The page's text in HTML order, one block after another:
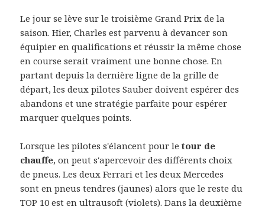
Le jour se lève sur le troisième Grand Prix de la
saison. Hier, Charles est parvenu à devancer son
équipier en qualifications et réussir la même chose
en course serait vraiment une bonne chose. En
partant depuis la dernière ligne de la grille de
départ, les deux pilotes Sauber doivent espérer des
abandons et une stratégie parfaite pour espérer
marquer quelques points.
Lorsque les pilotes s'élancent pour letour de
chauffe, on peut s'apercevoir des différents choix
de pneus. Les deux Ferrari et les deux Mercedes
sont en pneus tendres (jaunes) alors que le reste du
TOP 10 est en ultrausoft (violets). Dans la deuxième